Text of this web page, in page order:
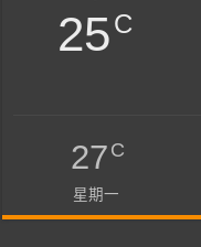
25C
27C
星期一